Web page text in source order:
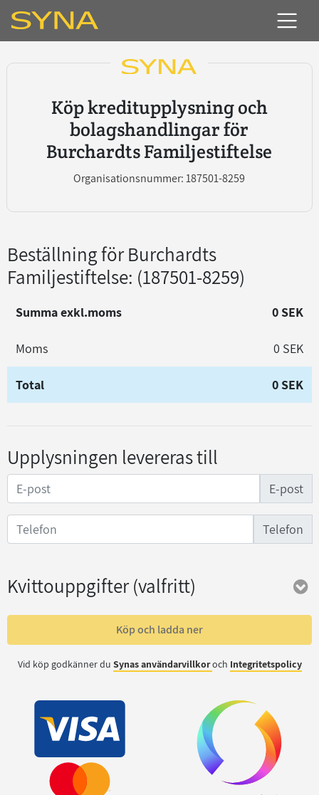
Köp kreditupplysning och
bolagshandlingar för
Burchardts Familjestiftelse
Organisationsnummer: 187501-8259
Beställning för Burchardts
Familjestiftelse: (187501-8259)
Summa exkl.moms 0 SEK
Moms 0 SEK
Total 0 SEK
Upplysningen levereras till
E-post
Telefon
Kvittouppgifter(valfritt)
Köp och ladda ner
Vid köp godkänner du Synas användarvillkoroch Integritetspolicy